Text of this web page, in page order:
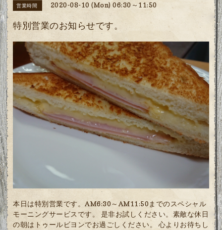
営業時間 2020-08-10 (Mon) 06:30～11:50
特別営業のお知らせです。
本日は特別営業です。AM6:30～AM11:50までのスペシャル
モーニングサービスです。 是非お試しください。素敵な休日
の朝はトゥールビヨンでお過ごしください。 心よりお待ちし